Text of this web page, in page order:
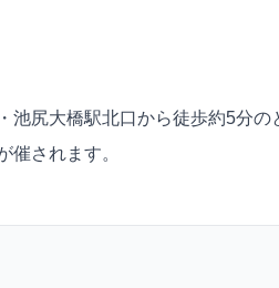
尻大橋駅北口から徒歩約5分の
催されます。